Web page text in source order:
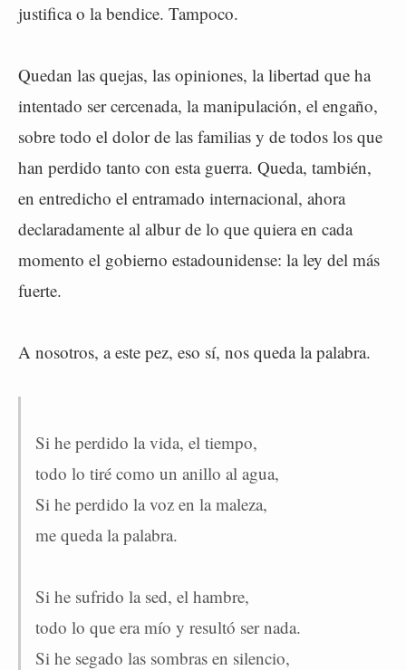
justifica o la bendice. Tampoco.
Quedan las quejas, las opiniones, la libertad que ha
intentado ser cercenada, la manipulación, el engaño,
sobre todo el dolor de las familias y de todos los que
han perdido tanto con esta guerra. Queda, también,
en entredicho el entramado internacional, ahora
declaradamente al albur de lo que quiera en cada
momento el gobierno estadounidense: la ley del más
fuerte.
A nosotros, a este pez, eso sí, nos queda la palabra.
Si he perdido la vida, el tiempo,
todo lo tiré como un anillo al agua,
Si he perdido la voz en la maleza,
me queda la palabra.
Si he sufrido la sed, el hambre,
todo lo que era mío y resultó ser nada.
Si he segado las sombras en silencio,